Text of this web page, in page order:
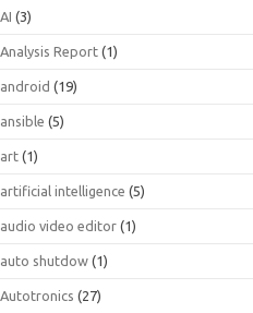
AI (3)
Analysis Report (1)
android (19)
ansible (5)
art (1)
artificial intelligence (5)
audio video editor (1)
auto shutdow (1)
Autotronics (27)